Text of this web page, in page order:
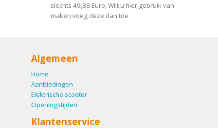
slechts 49,88 Euro, Wilt u hier gebruik van
maken voeg deze dan toe
Algemeen
Home
Aanbiedingen
Elektrische scooter
Openingstijden
Klantenservice